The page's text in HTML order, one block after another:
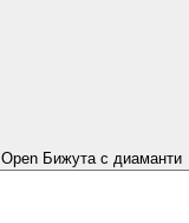
Open Бижута с диаманти